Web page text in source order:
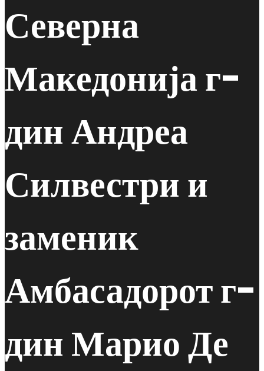
Северна
Македонија г-
дин Андреа
Силвестри и
заменик
Амбасадорот г-
дин Марио Де